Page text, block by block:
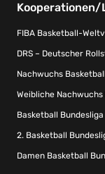
Kooperationen/
FIBA Basketball-
DRS – Deutscher
Nachwuchs
Weibliche
Basketball
2. Basketball
Damen Basketball